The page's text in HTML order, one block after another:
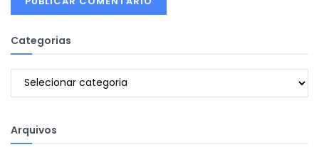
Categorias
Categorias
Arquivos